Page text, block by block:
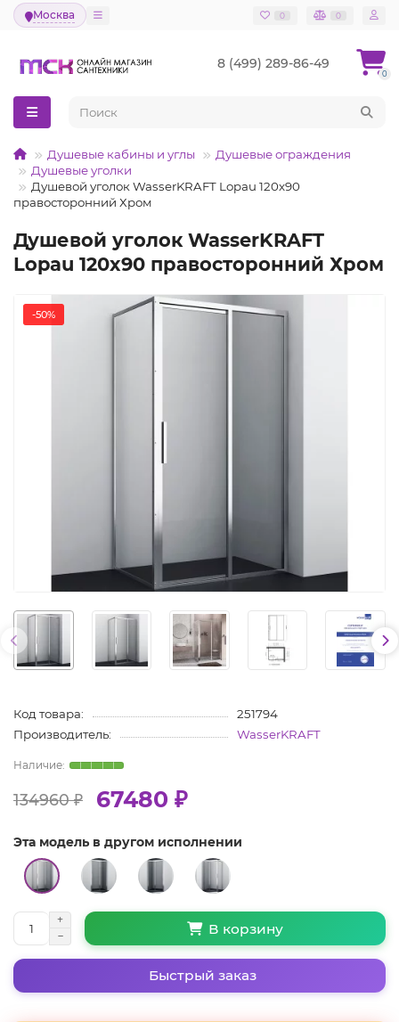
Москва 0 0
8 (499) 289-86-49
0
Душевые кабины и углы
Душевые ограждения
Душевые уголки
Душевой уголок WasserKRAFT Lopau 120x90
правосторонний Хром
Душевой уголок WasserKRAFT
Lopau 120x90 правосторонний Хром
-50%
Код товара:
251794
Производитель:
WasserKRAFT
134960 ₽ 67480 ₽
Эта модель в другом исполнении
В корзину
Быстрый заказ